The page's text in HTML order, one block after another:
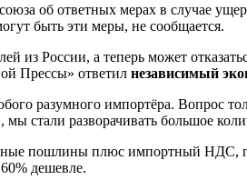
об ответных мерах в случае
быть эти меры, не сообщается.
из России, а теперь может
Прессы» ответил независимый
разумного импортёра. Вопрос
стали разворачивать большое
пошлины плюс импортный НДС,
дешевле.